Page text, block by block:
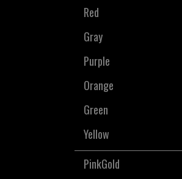
Red
Gray
Purple
Orange
Green
Yellow
PinkGold